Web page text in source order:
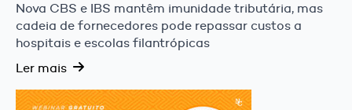
Nova CBS e IBS mantêm imunidade tributária, mas
cadeia de fornecedores pode repassar custos a
hospitais e escolas filantrópicas
Ler mais